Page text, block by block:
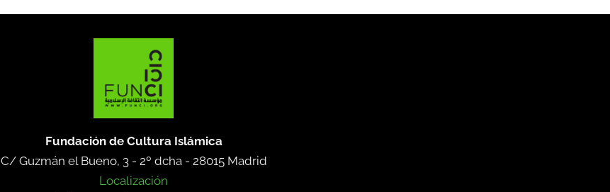
Fundación de Cultura Islámica
C/ Guzmán el Bueno, 3 - 2º dcha - 28015 Madrid
Localización